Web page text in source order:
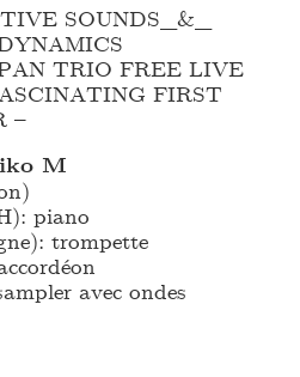
SOUNDS_&_
TRIO FREE LIVE
FIRST
–
M
piano
trompette
avec ondes